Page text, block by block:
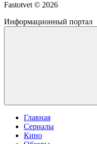
Fastotvet © 2026
Информационный портал
Главная
Сериалы
Кино